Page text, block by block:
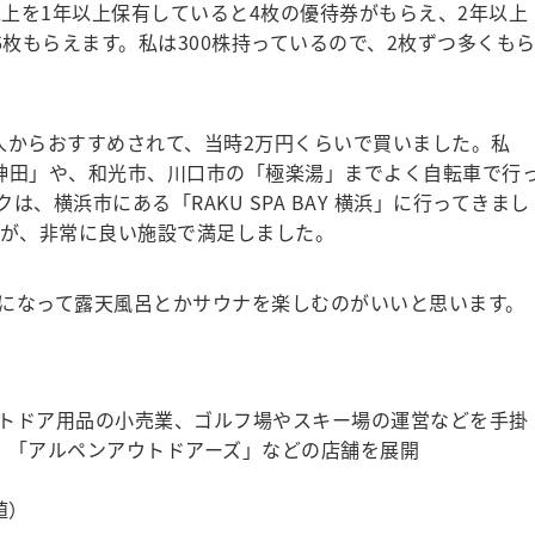
1年以上保有していると4枚の優待券がもらえ、2年以上
もらえます。私は300株持っているので、2枚ずつ多くもら
らおすすめされて、当時2万円くらいで買いました。私
」や、和光市、川口市の「極楽湯」までよく自転車で行
、横浜市にある「RAKU SPA BAY 横浜」に行ってきまし
、非常に良い施設で満足しました。
って露天風呂とかサウナを楽しむのがいいと思います。
ドア用品の小売業、ゴルフ場やスキー場の運営などを手掛
アルペンアウトドアーズ」などの店舗を展開